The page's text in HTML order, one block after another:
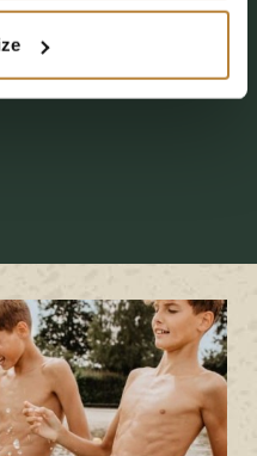
onze accommodaties.